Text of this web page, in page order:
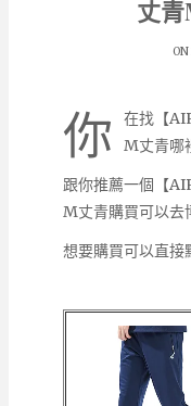
丈
你
在找【
M丈青哪
跟你推薦一個【
M丈青購買可以去
想要購買可以直接